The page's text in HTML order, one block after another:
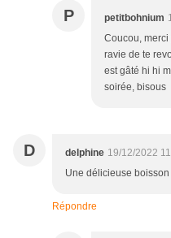
P petitbohnium
Coucou,
ravie de te
est gâté hi hi
soirée, bisous
D delphine 19/12/2022
Une délicieuse
Répondre